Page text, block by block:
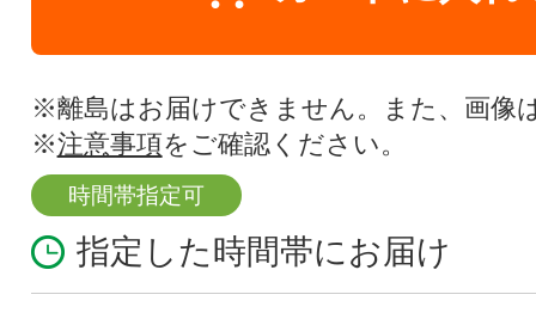
※離島はお届けできません。また、画像
※注意事項をご確認ください。
時間帯指定可
指定した時間帯にお届け